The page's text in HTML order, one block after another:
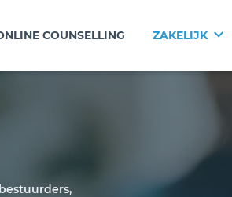
COUNSELLING ZAKELIJK